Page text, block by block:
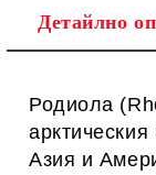
Детайлно
Родиола
Азия и